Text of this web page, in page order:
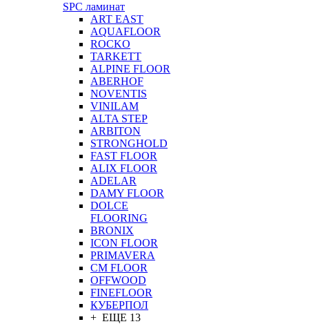
SPC ламинат
ART EAST
AQUAFLOOR
ROCKO
TARKETT
ALPINE FLOOR
ABERHOF
NOVENTIS
VINILAM
ALTA STEP
ARBITON
STRONGHOLD
FAST FLOOR
ALIX FLOOR
ADELAR
DAMY FLOOR
DOLCE
FLOORING
BRONIX
ICON FLOOR
PRIMAVERA
CM FLOOR
OFFWOOD
FINEFLOOR
КУБЕРПОЛ
+ ЕЩЕ 13